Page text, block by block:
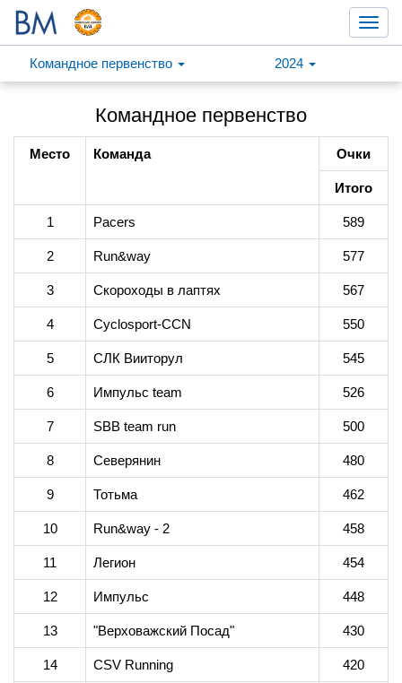
Командное первенство
2024
Командное первенство
Место Команда Очки
Итого
1 Pacers 589
2 Run&way 577
3 Скороходы в лаптях 567
4 Cyclosport-CCN 550
5 СЛК Вииторул 545
6 Импульс team 526
7 SBB team run 500
8 Северянин 480
9 Тотьма 462
10 Run&way - 2 458
11 Легион 454
12 Импульс 448
13 "Верховажский Посад" 430
14 CSV Running 420